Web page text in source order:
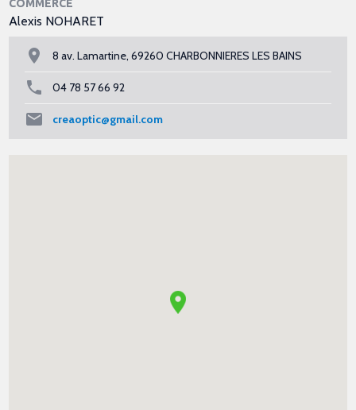
COMMERCE
Alexis NOHARET
8 av. Lamartine, 69260 CHARBONNIERES LES BAINS
04 78 57 66 92
creaoptic@gmail.com